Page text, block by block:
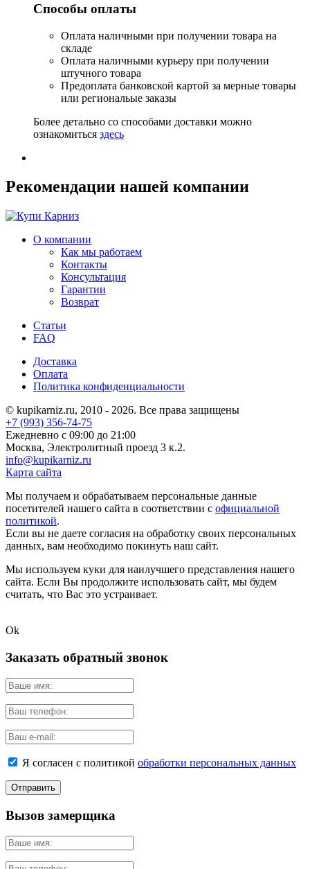
Способы оплаты
Оплата наличными при получении товара на
складе
Оплата наличными курьеру при получении
штучного товара
Предоплата банковской картой за мерные товары
или региональые заказы
Более детально со способами доставки можно
ознакомиться здесь
Рекомендации нашей компании
О компании
Как мы работаем
Контакты
Консультация
Гарантии
Возврат
Статьи
FAQ
Доставка
Оплата
Политика конфиденциальности
© kupikarniz.ru, 2010 - 2026. Все права защищены
+7 (993) 356-74-75
Eжедневно с 09:00 до 21:00
Москва, Электролитный проезд 3 к.2.
info@kupikarniz.ru
Карта сайта
Мы получаем и обрабатываем персональные данные
посетителей нашего сайта в соответствии с официальной
политикой.
Если вы не даете согласия на обработку своих персональных
данных, вам необходимо покинуть наш сайт.
Мы используем куки для наилучшего представления нашего
сайта. Если Вы продолжите использовать сайт, мы будем
считать, что Вас это устраивает.
Ok
Заказать обратный звонок
Я согласен с политикой обработки персональных данных
Вызов замерщика